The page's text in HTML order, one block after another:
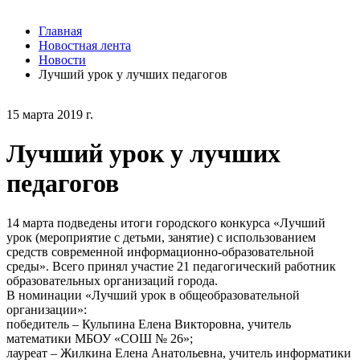
15 марта 2019 г.
Лучший урок у лучших
педагогов
14 марта подведены итоги городского конкурса «Лучший
урок (мероприятие с детьми, занятие) с использованием
средств современной информационно-образовательной
среды». Всего принял участие 21 педагогический работник
образовательных организаций города.
В номинации «Лучший урок в общеобразовательной
организации»:
победитель – Кульпина Елена Викторовна, учитель
математики МБОУ «СОШ № 26»;
лауреат – Жилкина Елена Анатольевна, учитель информатики
Главная
Новостная лента
Новости
Лучший урок у лучших педагогов